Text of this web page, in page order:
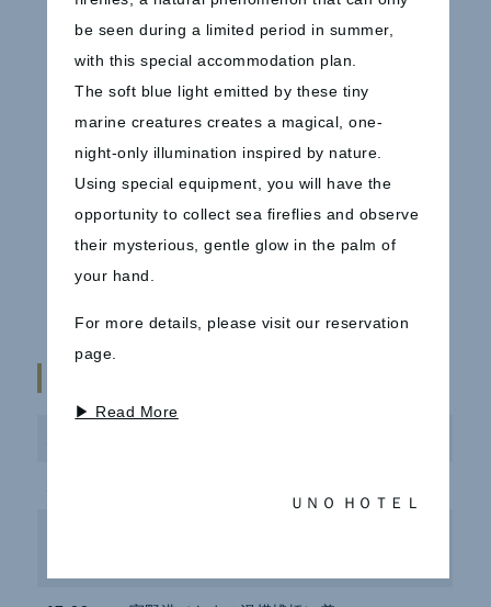
焼き魚やお造り、天ぷら、煮物などを彩りよく詰
め合わせた特製弁当です。
瀬戸内海を眺めながら、船上でのお食事をお楽し
みください。
※写真はイメージです。
※内容は季節や仕入れ状況により変更となる場合がございま
be seen during a limited period in summer,
with this special accommodation plan.
The soft blue light emitted by these tiny
marine creatures creates a magical, one-
night-only illumination inspired by nature.
Using special equipment, you will have the
opportunity to collect sea fireflies and observe
their mysterious, gentle glow in the palm of
your hand.
For more details, please visit our reservation
page.
▶ Read More
ＵＮＯ ＨＯＴＥＬ